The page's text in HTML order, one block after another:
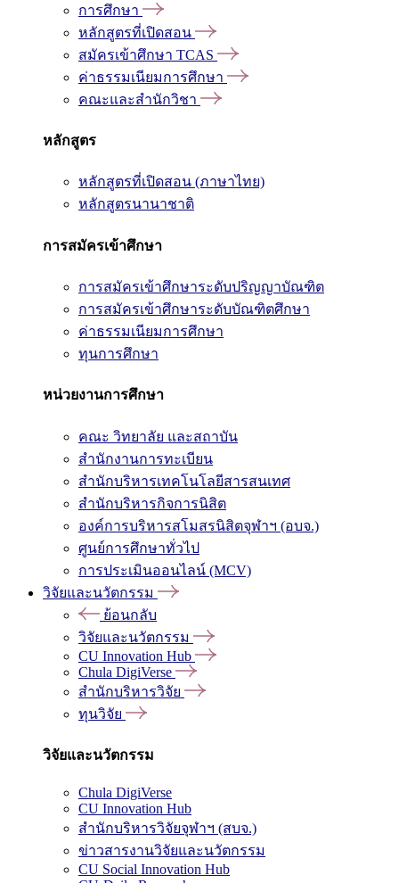
การศึกษา
หลักสูตรที่เปิดสอน
สมัครเข้าศึกษา TCAS
ค่าธรรมเนียมการศึกษา
คณะและสำนักวิชา
หลักสูตร
หลักสูตรที่เปิดสอน (ภาษาไทย)
หลักสูตรนานาชาติ
การสมัครเข้าศึกษา
การสมัครเข้าศึกษาระดับปริญญาบัณฑิต
การสมัครเข้าศึกษาระดับบัณฑิตศึกษา
ค่าธรรมเนียมการศึกษา
ทุนการศึกษา
หน่วยงานการศึกษา
คณะ วิทยาลัย และสถาบัน
สำนักงานการทะเบียน
สำนักบริหารเทคโนโลยีสารสนเทศ
สำนักบริหารกิจการนิสิต
องค์การบริหารสโมสรนิสิตจุฬาฯ (อบจ.)
ศูนย์การศึกษาทั่วไป
การประเมินออนไลน์ (MCV)
วิจัยและนวัตกรรม
ย้อนกลับ
วิจัยและนวัตกรรม
CU Innovation Hub
Chula DigiVerse
สำนักบริหารวิจัย
ทุนวิจัย
วิจัยและนวัตกรรม
Chula DigiVerse
CU Innovation Hub
สำนักบริหารวิจัยจุฬาฯ (สบจ.)
ข่าวสารงานวิจัยและนวัตกรรม
CU Social Innovation Hub